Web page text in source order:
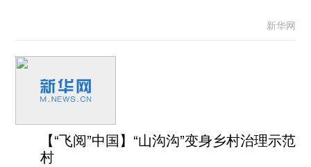
新华网
【“飞阅”中国】“山沟沟”变身乡村治理示范
村